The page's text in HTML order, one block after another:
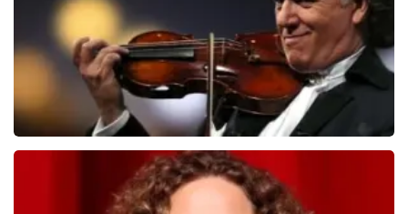
Andre Rieu
laatste 30 minuten